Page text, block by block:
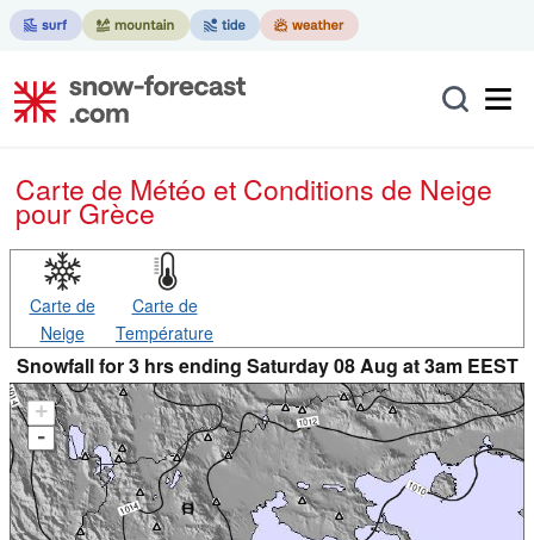
Carte de Météo et Conditions de Neige
pour Grèce
Carte de
Neige
Carte de
Température
Snowfall for 3 hrs ending Saturday 08 Aug at 3am EEST
+
-